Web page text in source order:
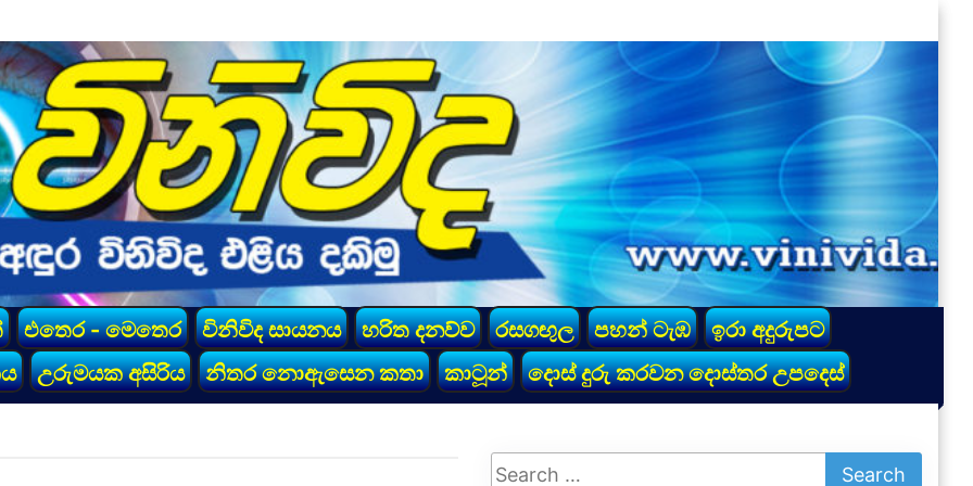
එතෙර - මෙතෙර විනිවිද සායනය හරිත දනව්ව රසගඟුල පහන් ටැඹ
ඉරා අදුරුපට
උරුමයක අසිරිය නිතර නොඇසෙන කතා කාටූන් දොස් දුරු කරවන දොස්තර උපදෙස්